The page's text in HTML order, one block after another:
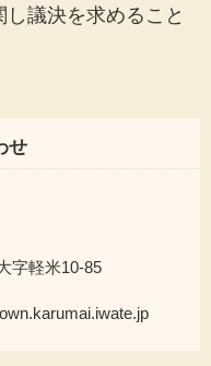
議決を求めること
せ
字軽米10-85